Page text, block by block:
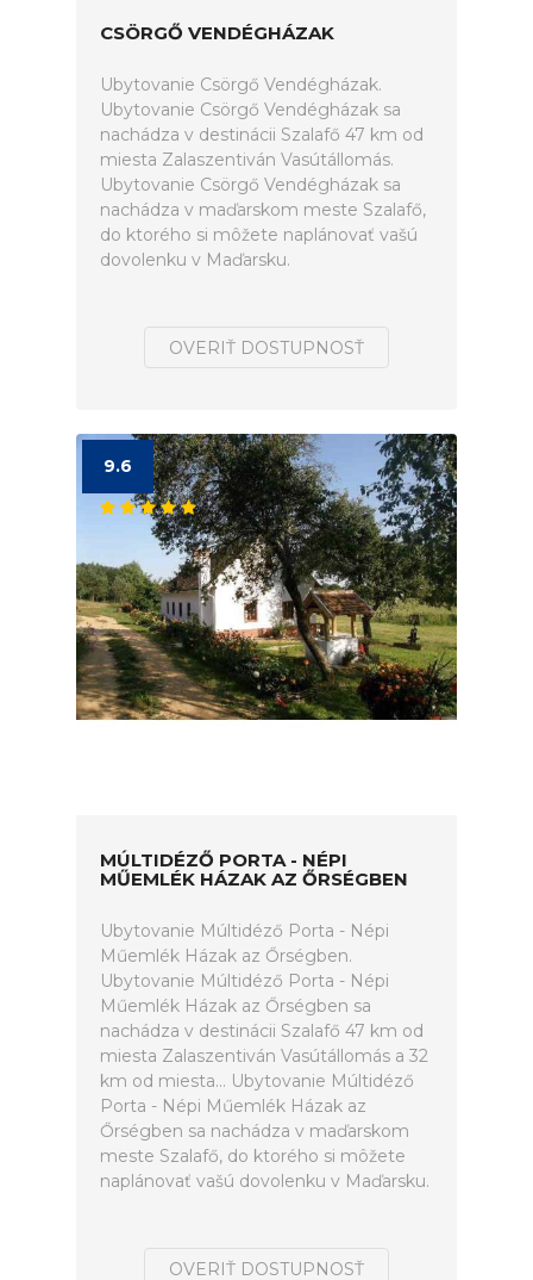
CSÖRGŐ VENDÉGHÁZAK
Ubytovanie Csörgő Vendégházak.
Ubytovanie Csörgő Vendégházak sa
nachádza v destinácii Szalafő 47 km od
miesta Zalaszentiván Vasútállomás.
Ubytovanie Csörgő Vendégházak sa
nachádza v maďarskom meste Szalafő,
do ktorého si môžete naplánovať vašú
dovolenku v Maďarsku.
OVERIŤ DOSTUPNOSŤ
9.6
MÚLTIDÉZŐ PORTA - NÉPI
MŰEMLÉK HÁZAK AZ ŐRSÉGBEN
Ubytovanie Múltidéző Porta - Népi
Műemlék Házak az Őrségben.
Ubytovanie Múltidéző Porta - Népi
Műemlék Házak az Őrségben sa
nachádza v destinácii Szalafő 47 km od
miesta Zalaszentiván Vasútállomás a 32
km od miesta... Ubytovanie Múltidéző
Porta - Népi Műemlék Házak az
Őrségben sa nachádza v maďarskom
meste Szalafő, do ktorého si môžete
naplánovať vašú dovolenku v Maďarsku.
OVERIŤ DOSTUPNOSŤ